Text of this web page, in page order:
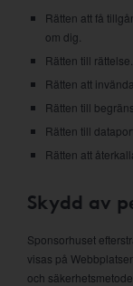
Rätten att få
om dig.
Rätten till rättelse.
Rätten att
Rätten till
Rätten till
Rätten att
Skydd av
Sponsorhuset
visas på
och